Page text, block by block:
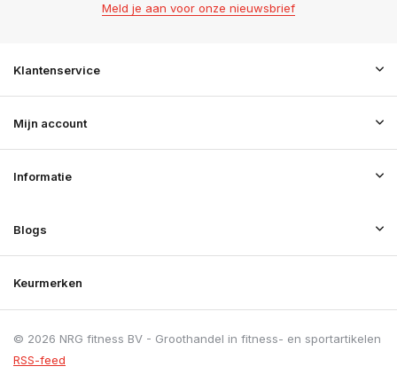
Meld je aan voor onze nieuwsbrief
Klantenservice
Mijn account
Informatie
Blogs
Keurmerken
© 2026 NRG fitness BV - Groothandel in fitness- en sportartikelen
RSS-feed